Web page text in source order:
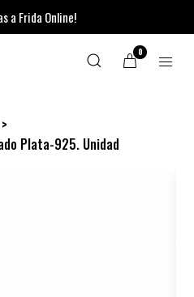
a Frida Online!
0
Plata-925. Unidad